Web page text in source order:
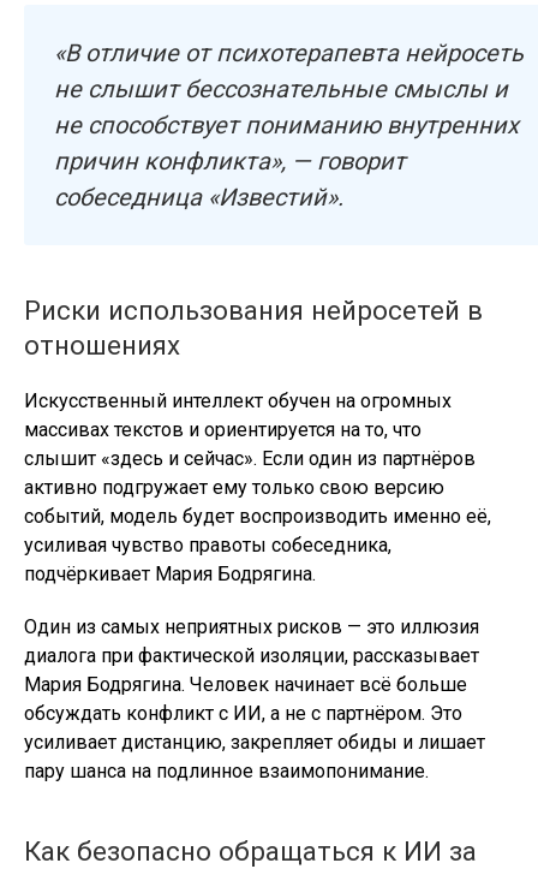
«В отличие от психотерапевта нейросеть
не слышит бессознательные смыслы и
не способствует пониманию внутренних
причин конфликта», — говорит
собеседница «Известий».
Риски использования нейросетей в
отношениях
Искусственный интеллект обучен на огромных
массивах текстов и ориентируется на то, что
слышит «здесь и сейчас». Если один из партнёров
активно подгружает ему только свою версию
событий, модель будет воспроизводить именно её,
усиливая чувство правоты собеседника,
подчёркивает Мария Бодрягина.
Один из самых неприятных рисков — это иллюзия
диалога при фактической изоляции, рассказывает
Мария Бодрягина. Человек начинает всё больше
обсуждать конфликт с ИИ, а не с партнёром. Это
усиливает дистанцию, закрепляет обиды и лишает
пару шанса на подлинное взаимопонимание.
Как безопасно обращаться к ИИ за